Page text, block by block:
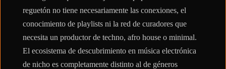
reguetón no tiene necesariamente las conexiones, el
conocimiento de playlists ni la red de curadores que
necesita un productor de techno, afro house o minimal.
El ecosistema de descubrimiento en música electrónica
de nicho es completamente distinto al de géneros